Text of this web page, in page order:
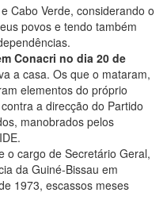
Cabo Verde, considerando o
povos e tendo também
Conacri no dia 20 de
a casa. Os que o mataram,
elementos do próprio
a direcção do Partido
manobrados pelos
o cargo de Secretário Geral,
da Guiné-Bissau em
1973, escassos meses